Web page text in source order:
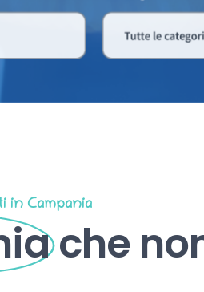
in Campania
che